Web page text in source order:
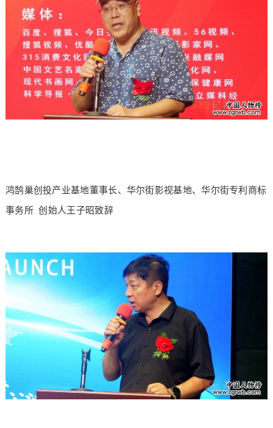
鸿鹄巢创投产业基地董事长、华尔街影视基地、华尔街专利商标
事务所 创始人王子昭致辞